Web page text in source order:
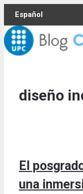
Skip
content
Español
diseño
El
una